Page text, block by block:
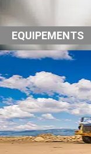
EQUIPEMENTS